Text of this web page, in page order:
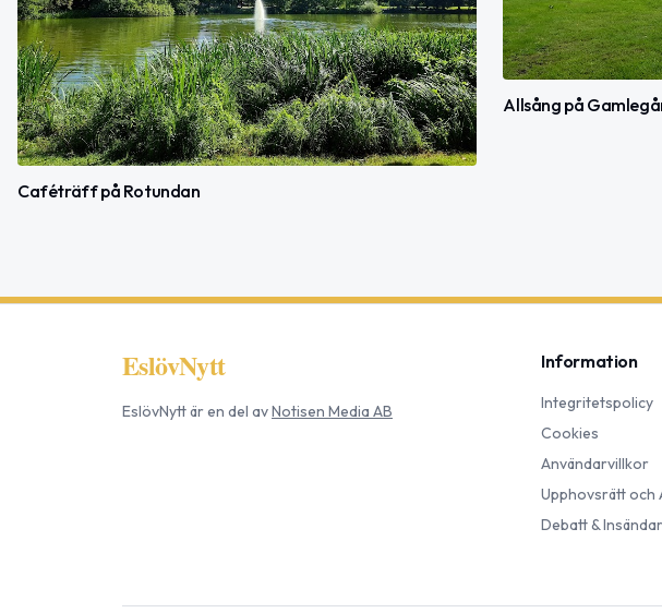
Caféträff på Rotundan
Allsång på
EslövNytt
EslövNyttär en del avNotisen Media AB
Information
Integritetspolicy
Cookies
Användarvillkor
Upphovsrätt och
Debatt &